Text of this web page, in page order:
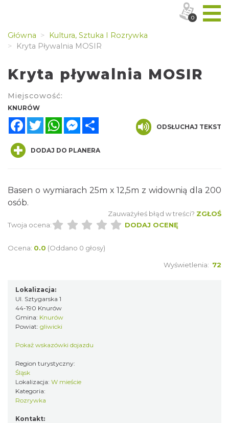
Główna
Kultura, Sztuka I Rozrywka
Kryta Pływalnia MOSIR
Kryta pływalnia MOSIR
Miejscowość:
KNURÓW
FacebookTwitterWhatsAppMessenger
ODSŁUCHAJ TEKST
DODAJ DO PLANERA
Basen o wymiarach 25m x 12,5m z widownią dla 200
osób.
Zauważyłeś błąd w treści? ZGŁOŚ
Twoja ocena:
DODAJ OCENĘ
Ocena: 0.0 (Oddano 0 głosy)
Wyświetlenia: 72
Lokalizacja:
Ul. Sztygarska 1
44-190 Knurów
Gmina: Knurów
Powiat: gliwicki
Pokaż wskazówki dojazdu
Region turystyczny:
Śląsk
Lokalizacja: W mieście
Kategoria:
Rozrywka
Kontakt:
0